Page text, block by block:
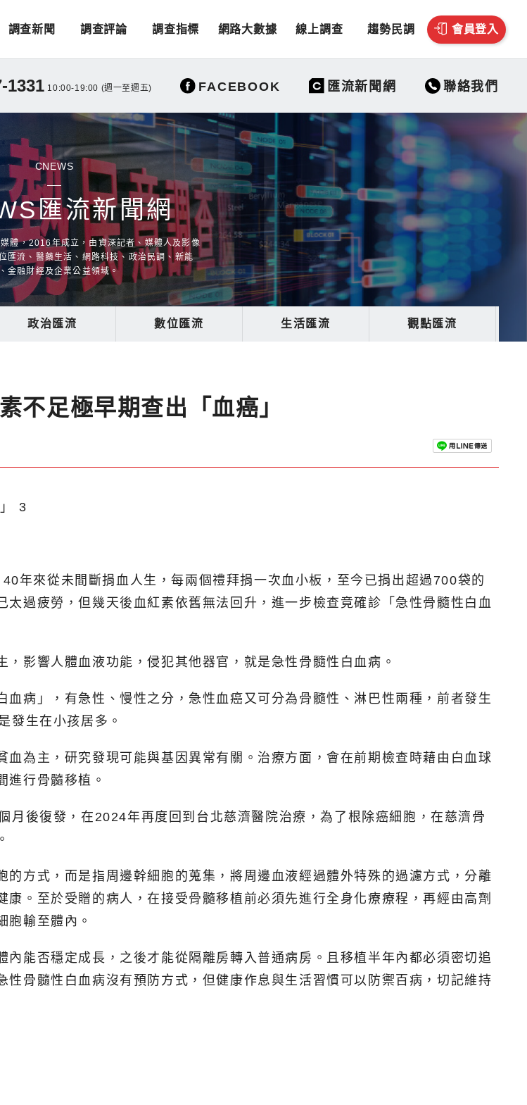
調查新聞 調查評論 調查指標 網路大數據 線上調查 趨勢民調 會員登入
1331 10:00-19:00 (週一至週五) FACEBOOK 匯流新聞網 聯絡我們
CNEWS
匯流新聞網
體，2016年成立，由資深記者、媒體人及影像
匯流、醫藥生活、網路科技、政治民調、新能
金融財經及企業公益領域。
政治匯流 數位匯流 生活匯流 觀點匯流
不足極早期查出「血癌」
年來從未間斷捐血人生，每兩個禮拜捐一次血小板，至今已捐出超過700袋的
過疲勞，但幾天後血紅素依舊無法回升，進一步檢查竟確診「急性骨髓性白血
影響人體血液功能，侵犯其他器官，就是急性骨髓性白血病。
病」，有急性、慢性之分，急性血癌又可分為骨髓性、淋巴性兩種，前者發生
發生在小孩居多。
為主，研究發現可能與基因異常有關。治療方面，會在前期檢查時藉由白血球
進行骨髓移植。
後復發，在2024年再度回到台北慈濟醫院治療，為了根除癌細胞，在慈濟骨
方式，而是指周邊幹細胞的蒐集，將周邊血液經過體外特殊的過濾方式，分離
。至於受贈的病人，在接受骨髓移植前必須先進行全身化療療程，再經由高劑
胞輸至體內。
能否穩定成長，之後才能從隔離房轉入普通病房。且移植半年內都必須密切追
骨髓性白血病沒有預防方式，但健康作息與生活習慣可以防禦百病，切記維持